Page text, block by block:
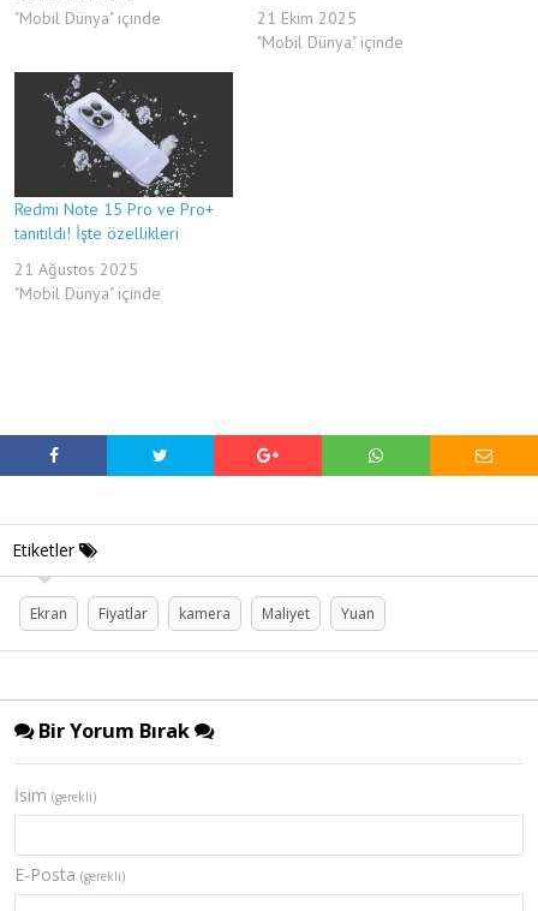
"Mobil Dünya" içinde
21 Ekim 2025
"Mobil Dünya" içinde
Redmi Note 15 Pro ve Pro+
tanıtıldı! İşte özellikleri
21 Ağustos 2025
"Mobil Dünya" içinde
Etiketler
Ekran Fiyatlar kamera Maliyet Yuan
Bir Yorum Bırak
İsim (gerekli)
E-Posta (gerekli)